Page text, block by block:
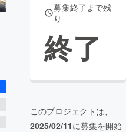
募集終了まで残
り
終了
このプロジェクトは、
2025/02/11に募集を開始